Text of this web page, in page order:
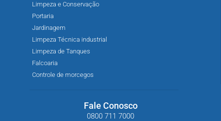
Limpeza e Conservação
Portaria
Jardinagem
Limpeza Técnica industrial
Limpeza de Tanques
Falcoaria
Controle de morcegos
Fale Conosco
0800 711 7000